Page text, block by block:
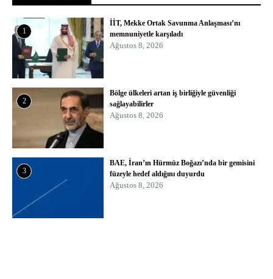
1
İİT, Mekke Ortak Savunma Anlaşması’nı
memnuniyetle karşıladı
Ağustos 8, 2026
2
Bölge ülkeleri artan iş birliğiyle güvenliği
sağlayabilirler
Ağustos 8, 2026
3
BAE, İran’ın Hürmüz Boğazı’nda bir gemisini
füzeyle hedef aldığını duyurdu
Ağustos 8, 2026